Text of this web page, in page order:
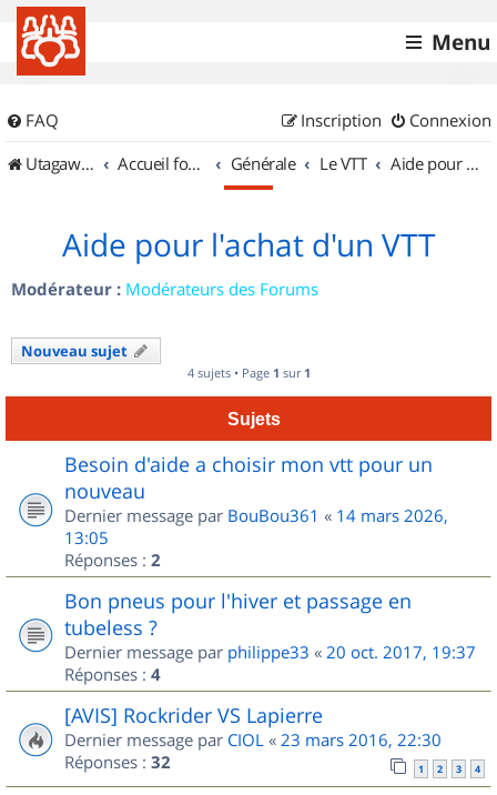
Menu
FAQ Connexion
Inscription
UtagawaVTT (Randos VTT et VTTAE avec traces GPS)
Accueil forum Générale Le VTT Aide pour l'achat d'un VTT
Aide pour l'achat d'un VTT
Modérateur : Modérateurs des Forums
Nouveau sujet
4 sujets • Page 1 sur 1
Sujets
Besoin d'aide a choisir mon vtt pour un
nouveau
Dernier message par BouBou361 « 14 mars 2026,
13:05
Réponses : 2
Bon pneus pour l'hiver et passage en
tubeless ?
Dernier message par philippe33 « 20 oct. 2017, 19:37
Réponses : 4
[AVIS] Rockrider VS Lapierre
Dernier message par CIOL « 23 mars 2016, 22:30
Réponses : 32 1 2 3 4